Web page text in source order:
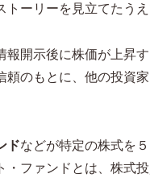
ーリーを見立てたうえ
報開示後に株価が上昇
頼のもとに、他の投資
ドなどが特定の株式を
・ファンドとは、株式